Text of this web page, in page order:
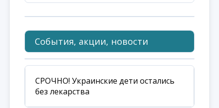
События, акции, новости
СРОЧНО! Украинские дети остались
без лекарства